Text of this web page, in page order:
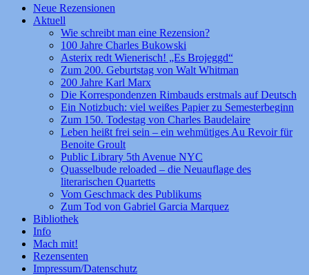
Zum
Inhalt
Neue Rezensionen
Aktuell
Wie schreibt man eine Rezension?
100 Jahre Charles Bukowski
Asterix redt Wienerisch! „Es Brojeggd“
Zum 200. Geburtstag von Walt Whitman
200 Jahre Karl Marx
Die Korrespondenzen Rimbauds erstmals auf Deutsch
Ein Notizbuch: viel weißes Papier zu Semesterbeginn
Zum 150. Todestag von Charles Baudelaire
Leben heißt frei sein – ein wehmütiges Au Revoir für
Benoite Groult
Public Library 5th Avenue NYC
Quasselbude reloaded – die Neuauflage des
literarischen Quartetts
Vom Geschmack des Publikums
Zum Tod von Gabriel Garcia Marquez
Bibliothek
Info
Mach mit!
Rezensenten
Impressum/Datenschutz